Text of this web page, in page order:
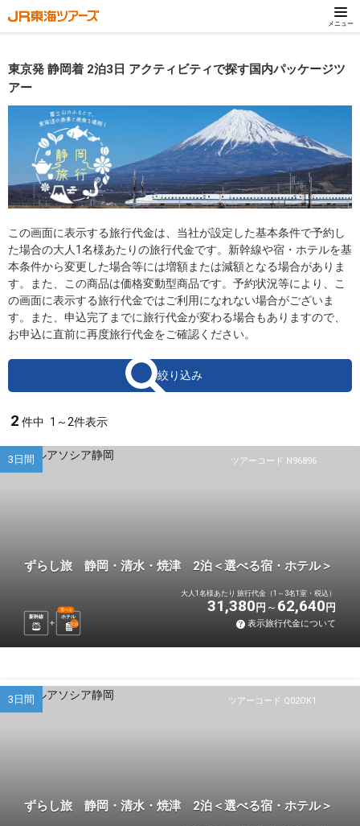
メニュー
東京発 静岡着 2泊3日 アクティビティで探す国内パッケージツ
アー
この画面に表示する旅行代金は、当社が設定した基本条件で予約し
た場合の大人1名様あたりの旅行代金です。新幹線や宿・ホテルを基
本条件から変更した場合等には増額または減額となる場合がありま
す。また、この商品は価格変動型商品です。予約状況等により、こ
の画面に表示する旅行代金ではご利用になれない場合がございま
す。また、申込完了までに旅行代金が変わる場合もありますので、
お申込に直前に再度旅行代金をご確認ください。
絞り込み
2 件中 1～2件表示
ツアーコード N96896
3日間
ずらし旅 静岡・清水・焼津 2泊＜選べる宿・ホテル＞
新幹線 ホテル
選べる
2泊
大人1名様あたり 旅行代金（1～3名1室・税込）
31,380 円 62,640 円
表示旅行代金について
ツアーコード Q02OK1
3日間
ずらし旅 静岡・清水・焼津 2泊＜選べる宿・ホテル＞